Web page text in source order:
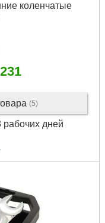
коленчатые
231
(5)
рабочих дней